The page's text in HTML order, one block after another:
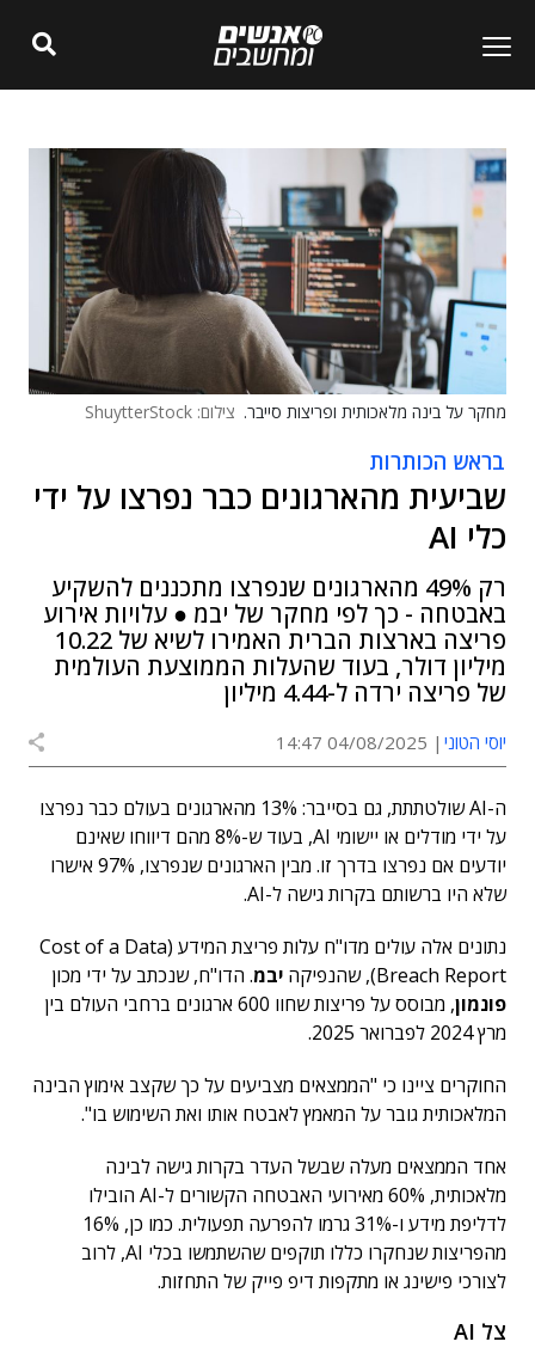
מחקר על בינה מלאכותית ופריצות סייבר. צילום: ShuytterStock
בראש הכותרות
שביעית מהארגונים כבר נפרצו על ידי
כלי AI
רק 49% מהארגונים שנפרצו מתכננים להשקיע
באבטחה - כך לפי מחקר של יבמ ● עלויות אירוע
פריצה בארצות הברית האמירו לשיא של 10.22
מיליון דולר, בעוד שהעלות הממוצעת העולמית
של פריצה ירדה ל-4.44 מיליון
יוסי הטוני 04/08/2025 14:47
ה-AI שולטתתת, גם בסייבר: 13% מהארגונים בעולם כבר נפרצו
על ידי מודלים או יישומי AI, בעוד ש-8% מהם דיווחו שאינם
יודעים אם נפרצו בדרך זו. מבין הארגונים שנפרצו, 97% אישרו
שלא היו ברשותם בקרות גישה ל-AI.
נתונים אלה עולים מדו"ח עלות פריצת המידע (Cost of a Data
Breach Report), שהנפיקה
יבמ. הדו"ח, שנכתב על ידי מכון
פונמון
, מבוסס על פריצות שחוו 600 ארגונים ברחבי העולם בין
מרץ 2024 לפברואר 2025.
החוקרים ציינו כי "הממצאים מצביעים על כך שקצב אימוץ הבינה
המלאכותית גובר על המאמץ לאבטח אותו ואת השימוש בו".
אחד הממצאים מעלה שבשל העדר בקרות גישה לבינה
מלאכותית, 60% מאירועי האבטחה הקשורים ל-AI הובילו
לדליפת מידע ו-31% גרמו להפרעה תפעולית. כמו כן, 16%
מהפריצות שנחקרו כללו תוקפים שהשתמשו בכלי AI, לרוב
לצורכי פישינג או מתקפות דיפ פייק של התחזות.
צל AI